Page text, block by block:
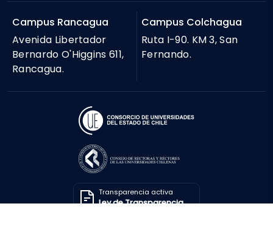
Campus Rancagua
Avenida Libertador
Bernardo O'Higgins 611,
Rancagua.
Campus Colchagua
Ruta I-90. KM 3, San
Fernando.
Transparencia activa
Ley de Transparencia